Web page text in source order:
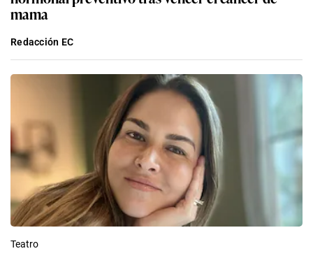
mama
Redacción EC
Teatro